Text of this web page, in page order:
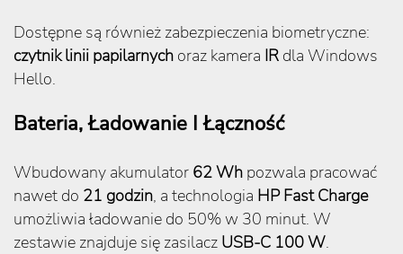
Dostępne są również zabezpieczenia biometryczne:
czytnik linii papilarnych oraz kamera IR dla Windows
Hello.
Bateria, Ładowanie I Łączność
Wbudowany akumulator 62 Wh pozwala pracować
nawet do 21 godzin, a technologia HP Fast Charge
umożliwia ładowanie do 50% w 30 minut. W
zestawie znajduje się zasilacz USB-C 100 W.